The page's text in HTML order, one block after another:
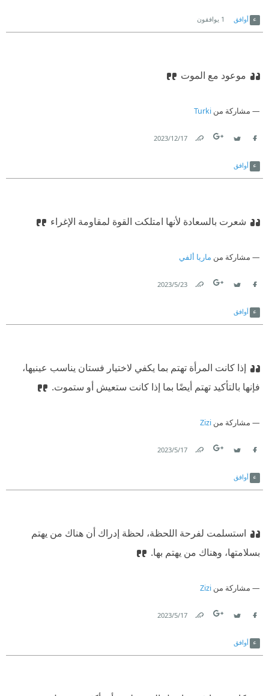
أوافق 1 يوافقون
موعود مع الموت
مشاركة من Turki
17‏/12‏/2023
أوافق
شعرت بالسعادة لأنها امتلكت القوة لمقاومة الإغراء
مشاركة من ماريا ألفي
23‏/5‏/2023
أوافق
إذا كانت المرأة تهتم بما يكفي لاختيار فستان يناسب عينيها،
فإنها بالتأكيد تهتم أيضًا بما إذا كانت ستعيش أو ستموت.
مشاركة من Zizi
17‏/5‏/2023
أوافق
استسلمت لفرحة اللحظة، لحظة إدراك أن هناك من يهتم
بسلامتها، وهناك من يهتم بها.
مشاركة من Zizi
17‏/5‏/2023
أوافق